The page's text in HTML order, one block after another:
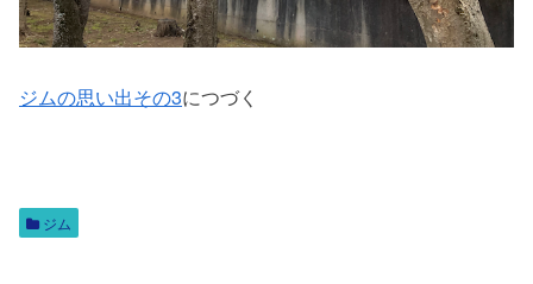
ジムの思い出その3につづく
ジム